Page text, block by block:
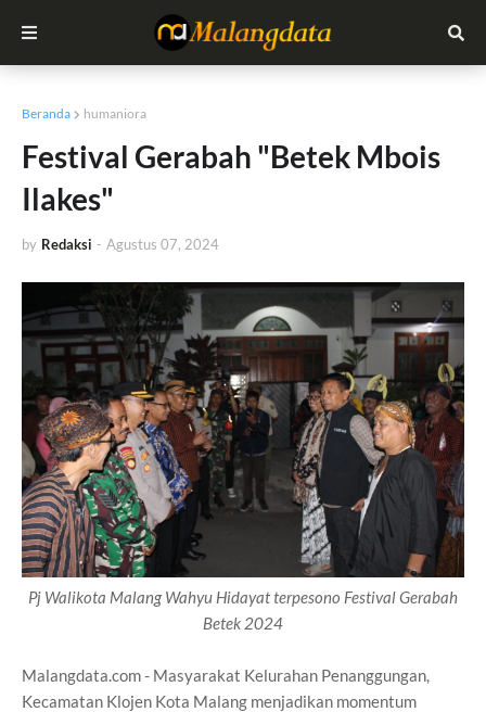
Beranda humaniora
Festival Gerabah "Betek Mbois
Ilakes"
by Redaksi - Agustus 07, 2024
Pj Walikota Malang Wahyu Hidayat terpesono Festival Gerabah
Betek 2024
Malangdata.com - Masyarakat Kelurahan Penanggungan,
Kecamatan Klojen Kota Malang menjadikan momentum